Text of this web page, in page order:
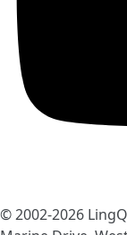
© 2002-2026